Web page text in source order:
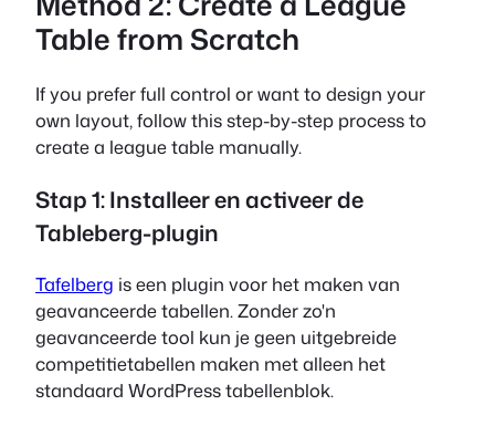
Table from Scratch
If you prefer full control or want to design your
own layout, follow this step-by-step process to
create a league table manually.
Stap 1: Installeer en activeer de
Tableberg-plugin
Tafelberg is een plugin voor het maken van
geavanceerde tabellen. Zonder zo'n
geavanceerde tool kun je geen uitgebreide
competitietabellen maken met alleen het
standaard WordPress tabellenblok.